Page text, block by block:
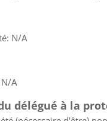
N/A
A
délégué à la